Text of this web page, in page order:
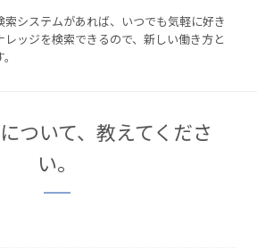
索システムがあれば、いつでも気軽に好き
ッジを検索できるので、新しい働き方と
ついて、教えてくださ
い。